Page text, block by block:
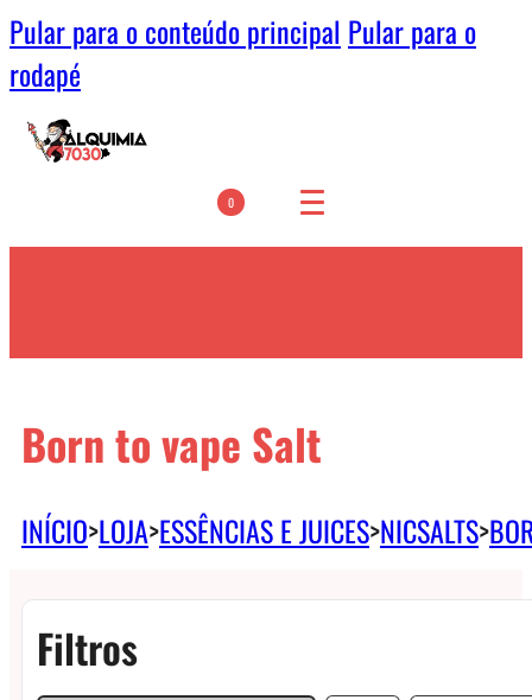
Pular para o conteúdo principal Pular para o
rodapé
0
Born to vape Salt
INÍCIO>LOJA>ESSÊNCIAS E JUICES>NICSALTS>
Filtros